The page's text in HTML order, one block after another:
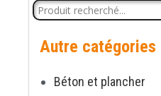
Autre catégories
Béton et plancher